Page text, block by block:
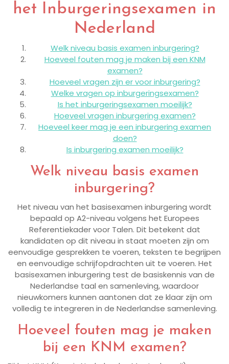
het Inburgeringsexamen in
Nederland
Welk niveau basis examen inburgering?
Hoeveel fouten mag je maken bij een KNM
examen?
Hoeveel vragen zijn er voor inburgering?
Welke vragen op inburgeringsexamen?
Is het inburgeringsexamen moeilijk?
Hoeveel vragen inburgering examen?
Hoeveel keer mag je een inburgering examen
doen?
Is inburgering examen moeilijk?
Welk niveau basis examen
inburgering?
Het niveau van het basisexamen inburgering wordt
bepaald op A2-niveau volgens het Europees
Referentiekader voor Talen. Dit betekent dat
kandidaten op dit niveau in staat moeten zijn om
eenvoudige gesprekken te voeren, teksten te begrijpen
en eenvoudige schrijfopdrachten uit te voeren. Het
basisexamen inburgering test de basiskennis van de
Nederlandse taal en samenleving, waardoor
nieuwkomers kunnen aantonen dat ze klaar zijn om
volledig te integreren in de Nederlandse samenleving.
Hoeveel fouten mag je maken
bij een KNM examen?